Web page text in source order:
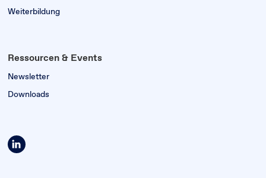
Weiterbildung
Ressourcen & Events
Newsletter
Downloads